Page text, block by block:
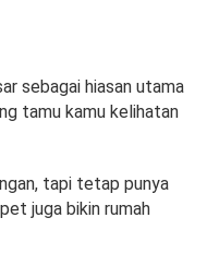
sebagai hiasan utama
tamu kamu kelihatan
tapi tetap punya
juga bikin rumah